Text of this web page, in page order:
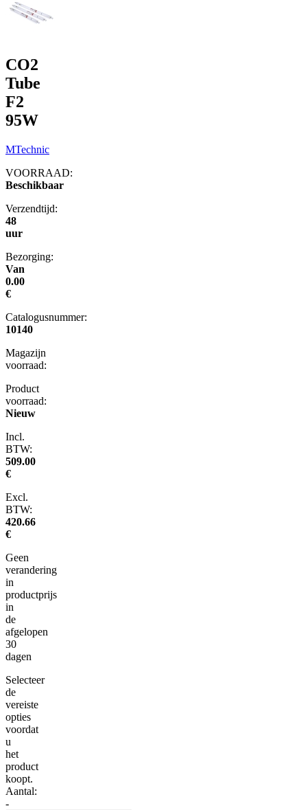
CO2
Tube
F2
95W
MTechnic
VOORRAAD:
Beschikbaar
Verzendtijd:
48
uur
Bezorging:
Van
0.00
€
Catalogusnummer:
10140
Magazijn
voorraad:
Product
voorraad:
Nieuw
Incl.
BTW:
509.00
€
Excl.
BTW:
420.66
€
Geen
verandering
in
productprijs
in
de
afgelopen
30
dagen
Selecteer
de
vereiste
opties
voordat
u
het
product
koopt.
Aantal:
-